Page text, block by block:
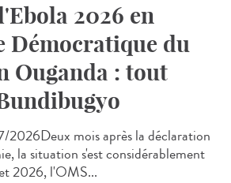
2026 en
Démocratique du
Ouganda : tout
2026Deux mois après la déclaration
la situation s'est considérablement
2026, l'OMS...